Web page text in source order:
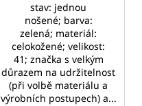
stav: jednou
nošené; barva:
zelená; materiál:
celokožené; velikost:
41; značka s velkým
důrazem na udržitelnost
(při volbě materiálu a
výrobních postupech) a...